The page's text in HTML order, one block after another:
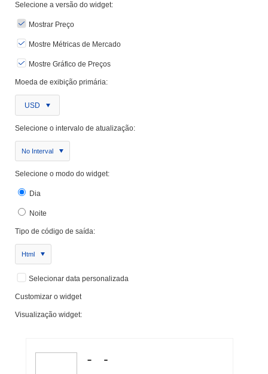
Selecione a versão do widget:
Mostrar Preço
Mostre Métricas de Mercado
Mostre Gráfico de Preços
Moeda de exibição primária:
USD
Selecione o intervalo de atualização:
No Interval
Selecione o modo do widget:
Dia
Noite
Tipo de código de saída:
Html
Selecionar data personalizada
Customizar o widget
Visualização widget: